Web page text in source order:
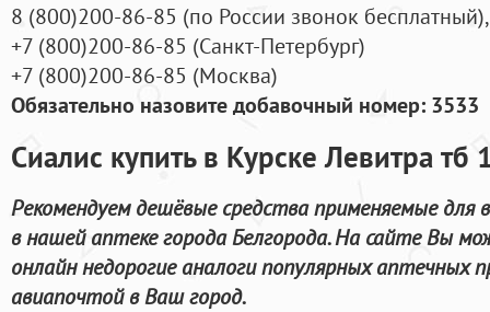
8 (800)200-86-85 (по России звонок бесплатный),
+7 (800)200-86-85 (Санкт-Петербург)
+7 (800)200-86-85 (Москва)
Обязательно назовите добавочный номер: 3533
Сиалис купить в Курске Левитра тб
Рекомендуем дешёвые средства применяемые
в нашей аптеке города Белгорода. На сайте Вы
онлайн недорогие аналоги популярных аптечных
авиапочтой в Ваш город.